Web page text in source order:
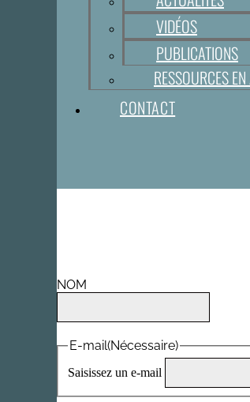
VIDÉOS
PUBLICATIONS
RESSOURCES
CONTACT
NOM
E-mail(Nécessaire)
Saisissez un e-mail